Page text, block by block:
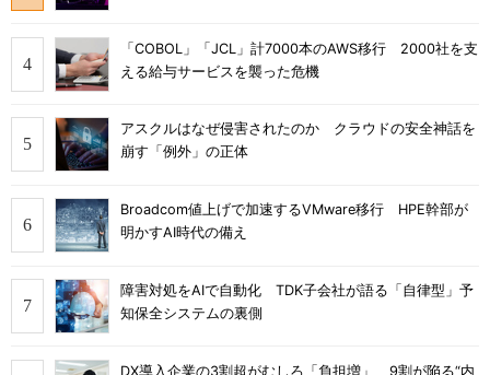
「COBOL」「JCL」計7000本のAWS移行 2000社を支
える給与サービスを襲った危機
アスクルはなぜ侵害されたのか クラウドの安全神話を
崩す「例外」の正体
Broadcom値上げで加速するVMware移行 HPE幹部が
明かすAI時代の備え
障害対処をAIで自動化 TDK子会社が語る「自律型」予
知保全システムの裏側
DX導入企業の3割超がむしろ「負担増」 9割が陥る“内